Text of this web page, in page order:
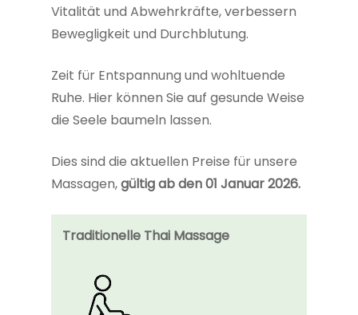
Vitalität und Abwehrkräfte, verbessern
Bewegligkeit und Durchblutung.
Zeit für Entspannung und wohltuende
Ruhe. Hier können Sie auf gesunde Weise
die Seele baumeln lassen.
Dies sind die aktuellen Preise für unsere
Massagen,gültig ab den 01 Januar 2026.
Traditionelle Thai Massage